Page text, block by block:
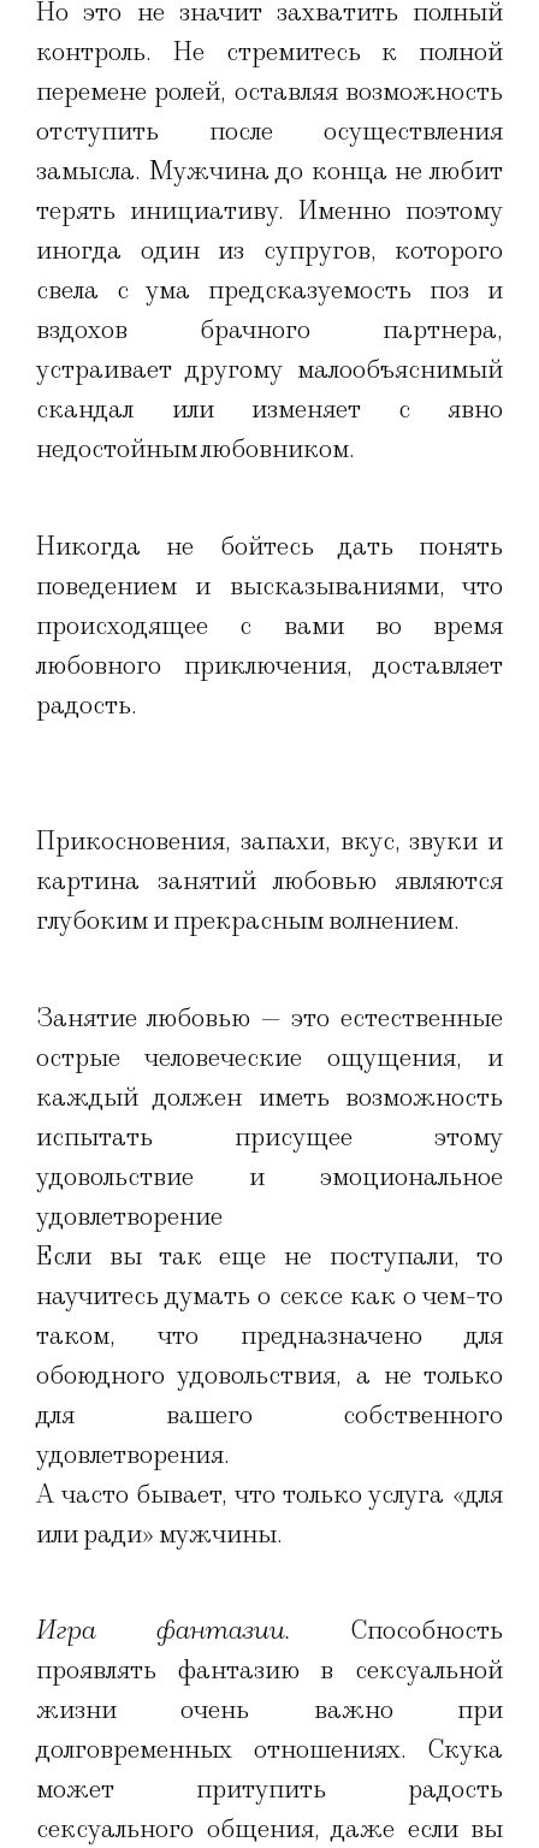
Но это не значит захватить полный
контроль. Не стремитесь к полной
перемене ролей, оставляя возможность
отступить после осуществления
замысла. Мужчина до конца не любит
терять инициативу. Именно поэтому
иногда один из супругов, которого
свела с ума предсказуемость поз и
вздохов брачного партнера,
устраивает другому малообъяснимый
скандал или изменяет с явно
недостойным любовником.
Никогда не бойтесь дать понять
поведением и высказываниями, что
происходящее с вами во время
любовного приключения, доставляет
радость.
Прикосновения, запахи, вкус, звуки и
картина занятий любовью являются
глубоким и прекрасным волнением.
Занятие любовью — это естественные
острые человеческие ощущения, и
каждый должен иметь возможность
испытать присущее этому
удовольствие и эмоциональное
удовлетворение
Если вы так еще не поступали, то
научитесь думать о сексе как о чем-то
таком, что предназначено для
обоюдного удовольствия, а не только
для вашего собственного
удовлетворения.
А часто бывает, что только услуга «для
или ради» мужчины.
Игра фантазии. Способность
проявлять фантазию в сексуальной
жизни очень важно при
долговременных отношениях. Скука
может притупить радость
сексуального общения, даже если вы